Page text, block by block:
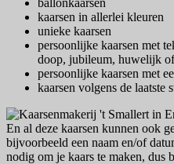
kaarsen in allerlei kleuren
unieke kaarsen
persoonlijke kaarsen met
doop, jubileum, huwelijk
persoonlijke kaarsen met
kaarsen volgens de laatste
En al deze kaarsen kunnen ook
bijvoorbeeld een naam en/of
nodig om je kaars te maken, dus